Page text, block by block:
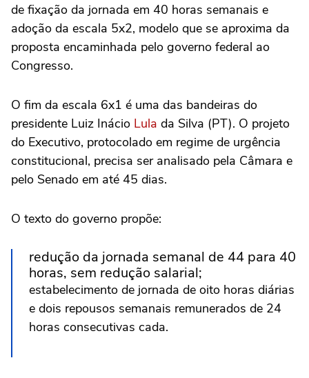
de fixação da jornada em 40 horas semanais e
adoção da escala 5x2, modelo que se aproxima da
proposta encaminhada pelo governo federal ao
Congresso.
O fim da escala 6x1 é uma das bandeiras do
presidente Luiz Inácio Lula da Silva (PT). O projeto
do Executivo, protocolado em regime de urgência
constitucional, precisa ser analisado pela Câmara e
pelo Senado em até 45 dias.
O texto do governo propõe:
redução da jornada semanal de 44 para 40
horas, sem redução salarial;
estabelecimento de jornada de oito horas diárias
e dois repousos semanais remunerados de 24
horas consecutivas cada.